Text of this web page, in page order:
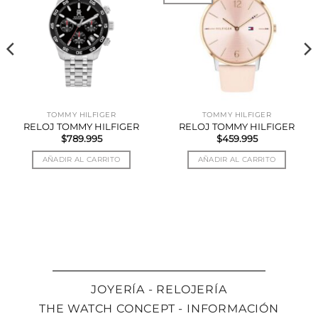
TOMMY HILFIGER
RELOJ TOMMY HILFIGER
$789.995
AÑADIR AL CARRITO
TOMMY HILFIGER
RELOJ TOMMY HILFIGER
$459.995
AÑADIR AL CARRITO
JOYERÍA - RELOJERÍA
THE WATCH CONCEPT - INFORMACIÓN